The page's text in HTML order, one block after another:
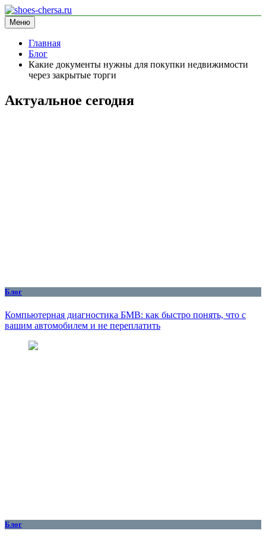
Перейти
к
содержимому
shoes-chersa.ru
информационный сайт
Меню
Главная
Блог
Какие документы нужны для покупки недвижимости
через закрытые торги
Актуальное сегодня
Блог
Компьютерная диагностика БМВ: как быстро понять, что с
вашим автомобилем и не переплатить
Блог